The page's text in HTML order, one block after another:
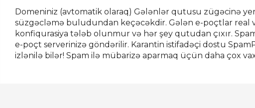
Domeniniz (avtomatik olaraq) Gələnlər qutusu zügəcinə
süzgəcləmə buludundan keçəcəkdir. Gələn e-poçtlar real
konfiqurasiya tələb olunmur və hər şey qutudan çıxır.
e-poçt serverinizə göndərilir. Karantin istifadəçi dostu
izlənilə bilər! Spam ilə mübarizə aparmaq üçün daha çox